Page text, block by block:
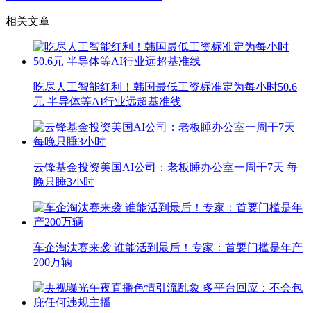
相关文章
吃尽人工智能红利！韩国最低工资标准定为每小时50.6
元 半导体等AI行业远超基准线
云锋基金投资美国AI公司：老板睡办公室一周干7天 每
晚只睡3小时
车企淘汰赛来袭 谁能活到最后！专家：首要门槛是年产
200万辆